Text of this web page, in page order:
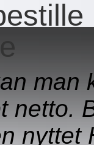
man
netto.
nyttet